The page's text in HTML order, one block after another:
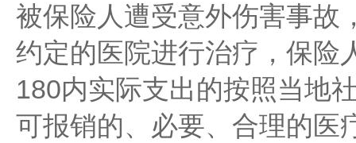
被保险人遭受意外伤害事故
约定的医院进行治疗，保险
180内实际支出的按照当地
可报销的、必要、合理的医